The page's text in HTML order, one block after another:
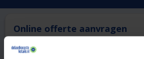
Online offerte aanvragen
Deze notaris biedt momenteel niet de